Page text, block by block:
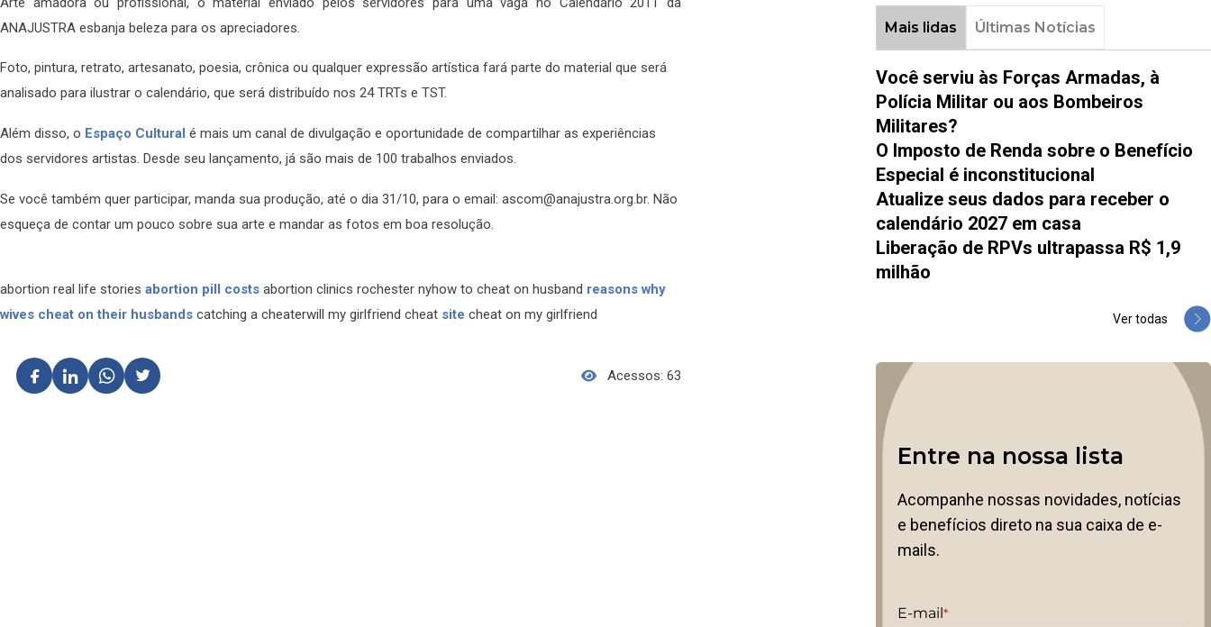
ANAJUSTRA esbanja beleza para os apreciadores.
Foto, pintura, retrato, artesanato, poesia, crônica ou qualquer expressão artística fará parte do material que será
analisado para ilustrar o calendário, que será distribuído nos 24 TRTs e TST.
Além disso, o Espaço Cultural é mais um canal de divulgação e oportunidade de compartilhar as experiências
dos servidores artistas. Desde seu lançamento, já são mais de 100 trabalhos enviados.
Se você também quer participar, manda sua produção, até o dia 31/10, para o email: ascom@anajustra.org.br. Não
esqueça de contar um pouco sobre sua arte e mandar as fotos em boa resolução.
abortion real life stories abortion pill costs abortion clinics rochester nyhow to cheat on husband reasons why
wives cheat on their husbands catching a cheaterwill my girlfriend cheat site cheat on my girlfriend
Acessos: 63
Mais lidas Últimas Notícias
Você serviu às Forças Armadas, à
Polícia Militar ou aos Bombeiros
Militares?
O Imposto de Renda sobre o Benefício
Especial é inconstitucional
Atualize seus dados para receber o
calendário 2027 em casa
Liberação de RPVs ultrapassa R$ 1,9
milhão
Ver todas
Entre na nossa lista
Acompanhe nossas novidades, notícias
e benefícios direto na sua caixa de e-
mails.
E-mail *